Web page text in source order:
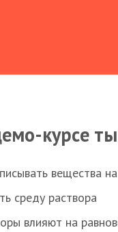
курсе
вещества
среду раствора
влияют на